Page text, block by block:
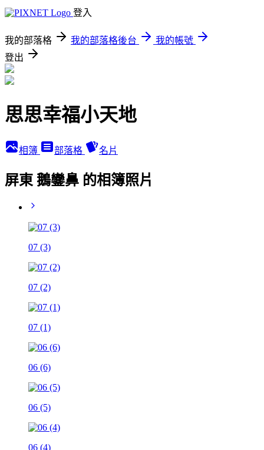
登入
我的部落格 我的部落格後台
我的帳號
登出
思思幸福小天地
相簿 部落格 名片
屏東 鵝鑾鼻 的相簿照片
07 (3)
07 (2)
07 (1)
06 (6)
06 (5)
06 (4)